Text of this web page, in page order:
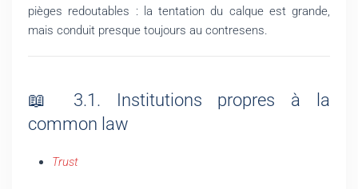
pièges redoutables : la tentation du calque est grande,
mais conduit presque toujours au contresens.
📖 3.1. Institutions propres à la
common law
Trust